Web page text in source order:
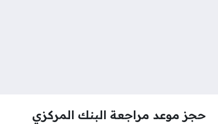
حجز موعد مراجعة البنك المركزي